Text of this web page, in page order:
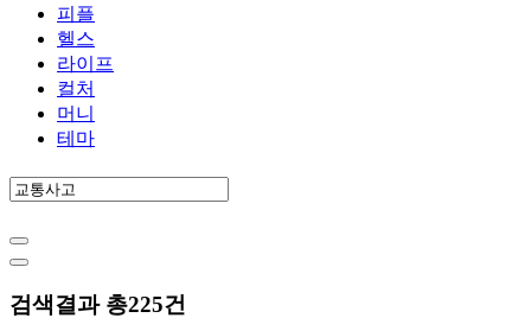
피플
헬스
라이프
컬처
머니
테마
검색결과 총225건